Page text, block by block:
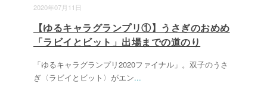
2020年07月11日
【ゆるキャラグランプリ①】うさぎのおめめ
「ラビイとビット」出場までの道のり
「ゆるキャラグランプリ2020ファイナル」。双子のうさ
ぎ〈ラビイとビット〉がエン...